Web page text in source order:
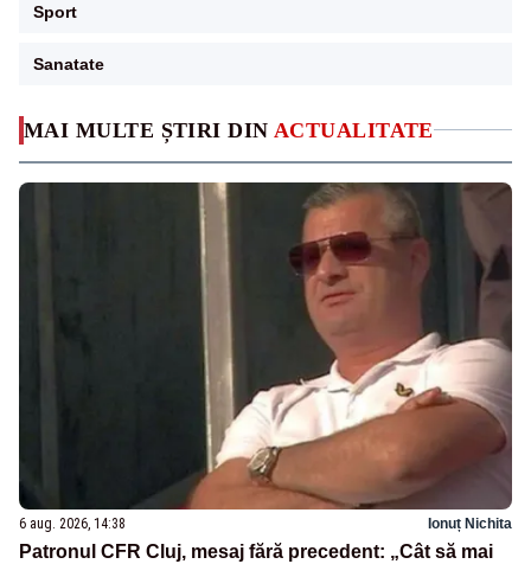
MAI MULTE ȘTIRI DIN ACTUALITATE
6 aug. 2026, 14:38 Ionuț Nichita
Patronul CFR Cluj, mesaj fără precedent: „Cât să mai
Sport
Sanatate